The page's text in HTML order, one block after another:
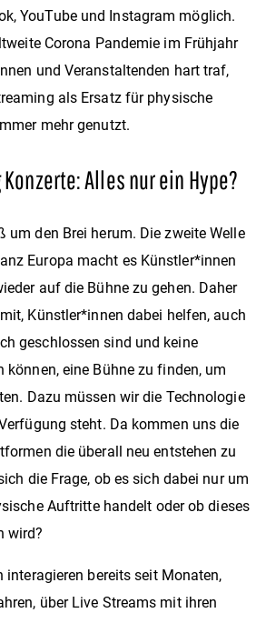
YouTube und Instagram möglich.
Corona Pandemie im Frühjahr
und Veranstaltenden hart traf,
als Ersatz für physische
mehr genutzt.
Alles nur ein Hype?
um den Brei herum. Die zweite Welle
Europa macht es Künstler*innen
auf die Bühne zu gehen. Daher
Künstler*innen dabei helfen, auch
geschlossen sind und keine
können, eine Bühne zu finden, um
Dazu müssen wir die Technologie
steht. Da kommen uns die
die überall neu entstehen zu
die Frage, ob es sich dabei nur um
Auftritte handelt oder ob dieses
wird?
interagieren bereits seit Monaten,
über Live Streams mit ihren